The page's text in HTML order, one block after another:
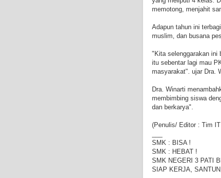
memotong, menjahit
Adapun tahun ini
muslim, dan busana
"Kita selenggarakan ini
itu sebentar lagi mau
masyarakat". ujar Dra.
Dra. Winarti
membimbing siswa
dan berkarya".
(Penulis/ Editor : Tim
SMK : BISA !
SMK : HEBAT !
SMK NEGERI 3 PATI
SIAP KERJA,